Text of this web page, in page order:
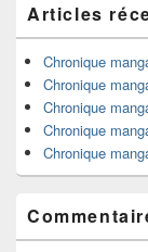
principale
de
widget
pour
barre
latérale
Articles
Chronique
Chronique
Chronique
Chronique
Chronique